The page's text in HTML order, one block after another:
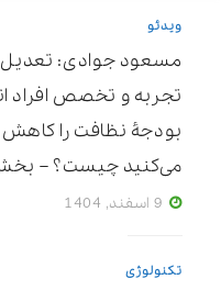
ویدئو
مسعود جوادی: تعدیل
تجربه و تخصص افراد
بودجۀ نظافت را
می‌کنید چیست؟ –
تکنولوژی